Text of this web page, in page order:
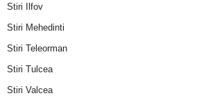
Stiri Ilfov
Stiri Mehedinti
Stiri Teleorman
Stiri Tulcea
Stiri Valcea